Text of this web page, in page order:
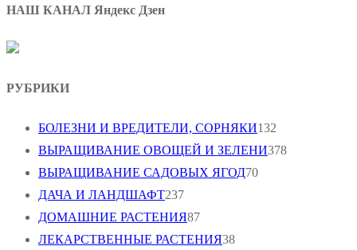
НАШ КАНАЛ Яндекс Дзен
РУБРИКИ
БОЛЕЗНИ И ВРЕДИТЕЛИ, СОРНЯКИ132
ВЫРАЩИВАНИЕ ОВОЩЕЙ И ЗЕЛЕНИ378
ВЫРАЩИВАНИЕ САДОВЫХ ЯГОД70
ДАЧА И ЛАНДШАФТ237
ДОМАШНИЕ РАСТЕНИЯ87
ЛЕКАРСТВЕННЫЕ РАСТЕНИЯ38